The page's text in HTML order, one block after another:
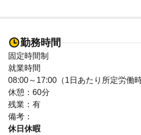
勤務時間
固定時間制
就業時間
08:00～17:00（1日あたり所定労働
休憩：60分
残業：有
備考：
休日休暇